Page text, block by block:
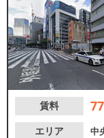
賃料
エリア
中